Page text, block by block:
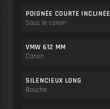
POIGNÉE COURTE INCLINÉE
Sous le canon
VMW 612 MM
Canon
SILENCIEUX LONG
Bouche